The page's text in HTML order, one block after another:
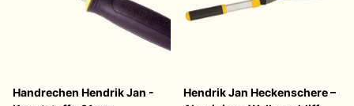
Handrechen Hendrik Jan -
Hendrik Jan Heckenschere –